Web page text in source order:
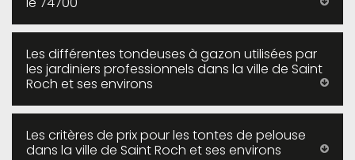
Les différentes tondeuses à gazon utilisées par
les jardiniers professionnels dans la ville de Saint
Roch et ses environs
Les critères de prix pour les tontes de pelouse
dans la ville de Saint Roch et ses environs